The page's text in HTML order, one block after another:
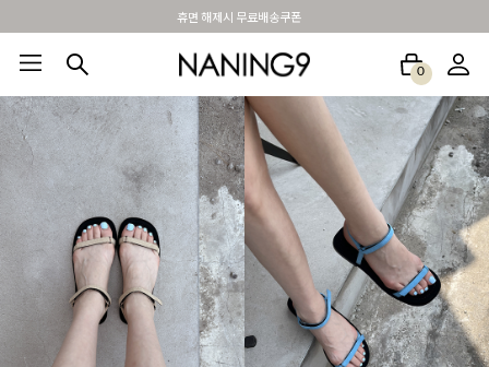
BEST 포토리뷰 - 매주 2명추첨 3만원쿠폰
0
BEST100🤍 NEW5% 베스트재진행 썸머여행룩 아울렛 하객&모임룩